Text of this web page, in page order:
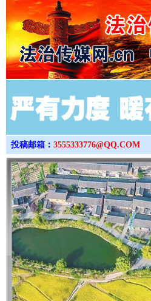
投稿邮箱： 3555333776@QQ.COM